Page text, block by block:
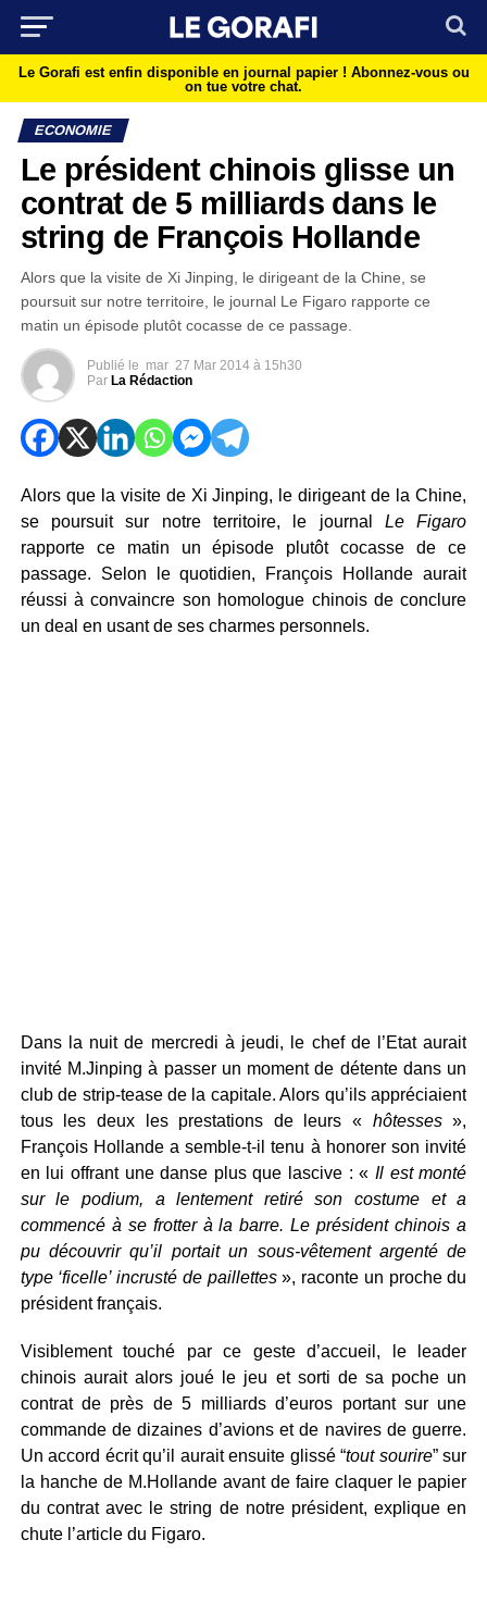
Le Gorafi est enfin disponible en journal papier ! Abonnez-vous ou
on tue votre chat.
ECONOMIE
Le président chinois glisse un
contrat de 5 milliards dans le
string de François Hollande
Alors que la visite de Xi Jinping, le dirigeant de la Chine, se
poursuit sur notre territoire, le journal Le Figaro rapporte ce
matin un épisode plutôt cocasse de ce passage.
Publié le mar 27 Mar 2014 à 15h30
Par La Rédaction
Alors que la visite de Xi Jinping, le dirigeant de la Chine,
se poursuit sur notre territoire, le journal Le Figaro
rapporte ce matin un épisode plutôt cocasse de ce
passage. Selon le quotidien, François Hollande aurait
réussi à convaincre son homologue chinois de conclure
un deal en usant de ses charmes personnels.
Dans la nuit de mercredi à jeudi, le chef de l’Etat aurait
invité M.Jinping à passer un moment de détente dans un
club de strip-tease de la capitale. Alors qu’ils appréciaient
tous les deux les prestations de leurs « hôtesses»,
François Hollande a semble-t-il tenu à honorer son invité
en lui offrant une danse plus que lascive : « Il est monté
sur le podium, a lentement retiré son costume et a
commencé à se frotter à la barre. Le président chinois a
pu découvrir qu’il portait un sous-vêtement argenté de
type ‘ficelle’ incrusté de paillettes», raconte un proche du
président français.
Visiblement touché par ce geste d’accueil, le leader
chinois aurait alors joué le jeu et sorti de sa poche un
contrat de près de 5 milliards d’euros portant sur une
commande de dizaines d’avions et de navires de guerre.
Un accord écrit qu’il aurait ensuite glissé “tout sourire” sur
la hanche de M.Hollande avant de faire claquer le papier
du contrat avec le string de notre président, explique en
chute l’article du Figaro.